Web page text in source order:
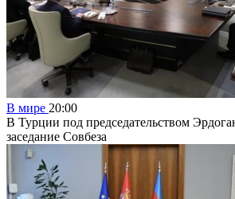
В мире 20:00
В Турции под председательством
заседание Совбеза